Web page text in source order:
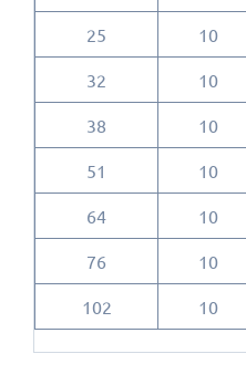
25 10
32 10
38 10
51 10
64 10
76 10
102 10